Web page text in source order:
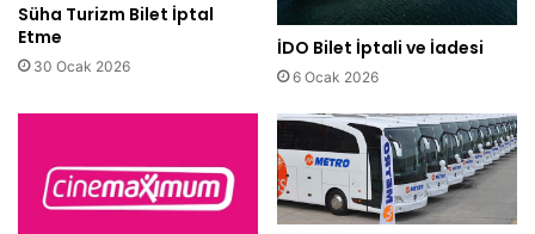
Süha Turizm Bilet İptal
Etme
30 Ocak 2026
İDO Bilet İptali ve İadesi
6 Ocak 2026